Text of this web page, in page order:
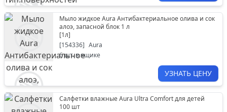
Мыло жидкое Aura Антибактериальное олива и сок
алоэ, запасной блок 1 л
[1л]
[154336] Aura
6шт. в ящике
УЗНАТЬ ЦЕНУ
Салфетки влажные Aura Ultra Comfort для детей
100 шт